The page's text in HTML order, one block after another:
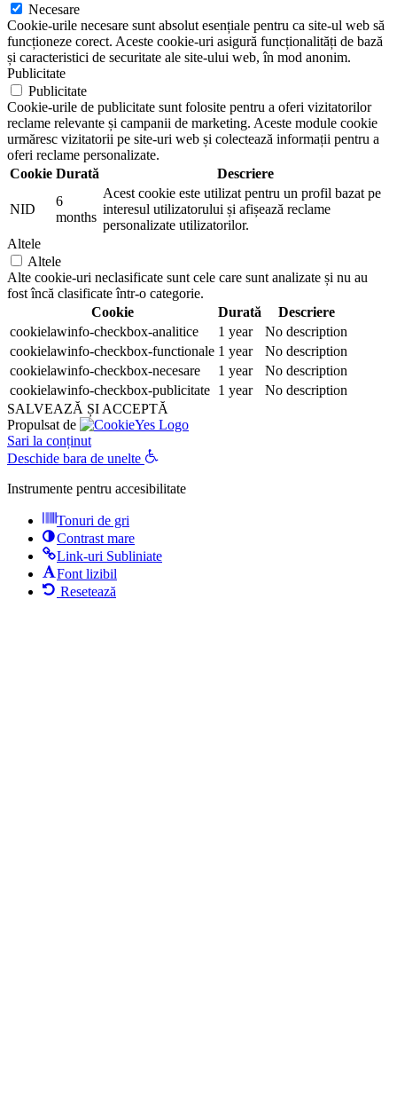
Necesare
Cookie-urile necesare sunt absolut esențiale pentru ca site-ul web să
funcționeze corect. Aceste cookie-uri asigură funcționalități de bază
și caracteristici de securitate ale site-ului web, în mod anonim.
Publicitate
Publicitate
Cookie-urile de publicitate sunt folosite pentru a oferi vizitatorilor
reclame relevante și campanii de marketing. Aceste module cookie
urmăresc vizitatorii pe site-uri web și colectează informații pentru a
oferi reclame personalizate.
Cookie Durată Descriere
NID
6
months
Acest cookie este utilizat pentru un profil bazat pe
interesul utilizatorului și afișează reclame
personalizate utilizatorilor.
Altele
Altele
Alte cookie-uri neclasificate sunt cele care sunt analizate și nu au
fost încă clasificate într-o categorie.
Cookie
Durată
Descriere
cookielawinfo-checkbox-analitice
1 year
No description
cookielawinfo-checkbox-functionale 1 year
No description
cookielawinfo-checkbox-necesare
1 year
No description
cookielawinfo-checkbox-publicitate 1 year
No description
SALVEAZĂ ȘI ACCEPTĂ
Propulsat de
Sari la conținut
Deschide bara de unelte
Instrumente pentru accesibilitate
Tonuri de gri
Contrast mare
Link-uri Subliniate
Font lizibil
Resetează